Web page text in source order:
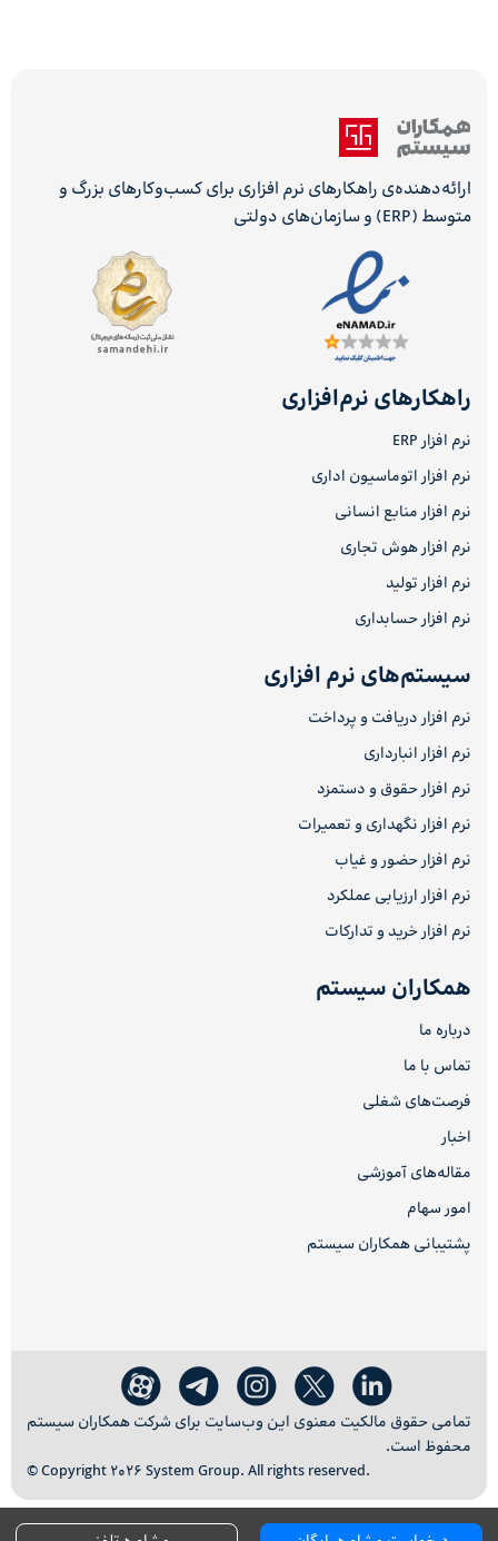
ارائه‌دهنده‌ی راهکارهای نرم افزاری برای کسب‌وکارهای بزرگ و
متوسط (ERP) و سازمان‌های دولتی
راهکارهای نرم‌افزاری
نرم افزار ERP
نرم افزار اتوماسیون اداری
نرم افزار منابع انسانی
نرم افزار هوش تجاری
نرم افزار تولید
نرم افزار حسابداری
سیستم‌های نرم افزاری
نرم افزار دریافت و پرداخت
نرم افزار انبارداری
نرم افزار حقوق و دستمزد
نرم افزار نگهداری و تعمیرات
نرم افزار حضور و غیاب
نرم افزار ارزیابی عملکرد
نرم افزار خرید و تدارکات
همکاران سیستم
درباره ما
تماس با ما
فرصت‌های شغلی
اخبار
مقاله‌های آموزشی
امور سهام
پشتیبانی همکاران سیستم
تمامی حقوق مالکیت معنوی این وب‌سایت برای شرکت همکاران سیستم
محفوظ است.
© Copyright 2026 System Group. All rights reserved.